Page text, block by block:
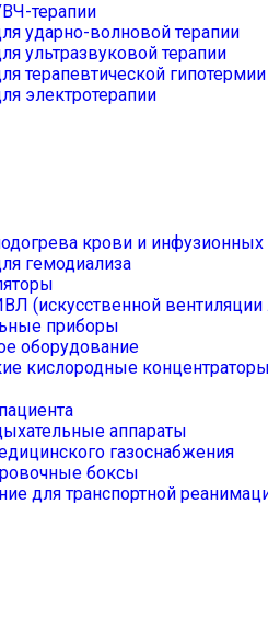
терапии
ударно-волновой терапии
ультразвуковой терапии
терапевтической
электротерапии
крови и инфузионных
гемодиализа
(искусственной вентиляции
приборы
оборудование
кислородные
аппараты
газоснабжения
боксы
для транспортной